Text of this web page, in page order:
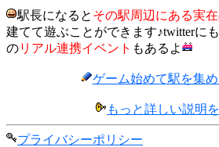
駅長になると その駅周辺にある実
建てて遊ぶことができます♪twitterに
のリアル連携イベント もあるよ
ゲーム始めて駅を集
もっと詳しい説明
プライバシーポリシー